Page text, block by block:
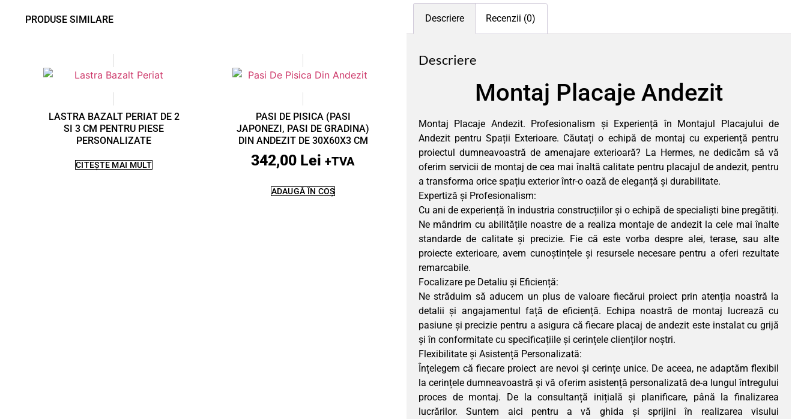
PRODUSE SIMILARE
LASTRA BAZALT PERIAT DE 2
SI 3 CM PENTRU PIESE
PERSONALIZATE
CITEȘTE MAI MULT
PASI DE PISICA (PASI
JAPONEZI, PASI DE GRADINA)
DIN ANDEZIT DE 30X60X3 CM
342,00 Lei +TVA
ADAUGĂ ÎN COȘ
Descriere Recenzii (0)
Descriere
Montaj Placaje Andezit
Montaj Placaje Andezit. Profesionalism și Experiență în Montajul Placajului de
Andezit pentru Spații Exterioare. Căutați o echipă de montaj cu experiență pentru
proiectul dumneavoastră de amenajare exterioară? La Hermes, ne dedicăm să vă
oferim servicii de montaj de cea mai înaltă calitate pentru placajul de andezit, pentru
a transforma orice spațiu exterior într-o oază de eleganță și durabilitate.
Expertiză și Profesionalism:
Cu ani de experiență în industria construcțiilor și o echipă de specialiști bine pregătiți.
Ne mândrim cu abilitățile noastre de a realiza montaje de andezit la cele mai înalte
standarde de calitate și precizie. Fie că este vorba despre alei, terase, sau alte
proiecte exterioare, avem cunoștințele și resursele necesare pentru a oferi rezultate
remarcabile.
Focalizare pe Detaliu și Eficiență:
Ne străduim să aducem un plus de valoare fiecărui proiect prin atenția noastră la
detalii și angajamentul față de eficiență. Echipa noastră de montaj lucrează cu
pasiune și precizie pentru a asigura că fiecare placaj de andezit este instalat cu grijă
și în conformitate cu specificațiile și cerințele clienților noștri.
Flexibilitate și Asistență Personalizată:
Înțelegem că fiecare proiect are nevoi și cerințe unice. De aceea, ne adaptăm flexibil
la cerințele dumneavoastră și vă oferim asistență personalizată de-a lungul întregului
proces de montaj. De la consultanță inițială și planificare, până la finalizarea
lucrărilor. Suntem aici pentru a vă ghida și sprijini în realizarea visului